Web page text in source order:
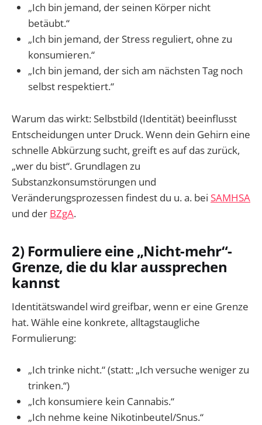
„Ich bin jemand, der seinen Körper nicht
betäubt.“
„Ich bin jemand, der Stress reguliert, ohne zu
konsumieren.“
„Ich bin jemand, der sich am nächsten Tag noch
selbst respektiert.“
Warum das wirkt: Selbstbild (Identität) beeinflusst
Entscheidungen unter Druck. Wenn dein Gehirn eine
schnelle Abkürzung sucht, greift es auf das zurück,
„wer du bist“. Grundlagen zu
Substanzkonsumstörungen und
Veränderungsprozessen findest du u. a. bei SAMHSA
und der BZgA.
2) Formuliere eine „Nicht-mehr“-
Grenze, die du klar aussprechen
kannst
Identitätswandel wird greifbar, wenn er eine Grenze
hat. Wähle eine konkrete, alltagstaugliche
Formulierung:
„Ich trinke nicht.“ (statt: „Ich versuche weniger zu
trinken.“)
„Ich konsumiere kein Cannabis.“
„Ich nehme keine Nikotinbeutel/Snus.“